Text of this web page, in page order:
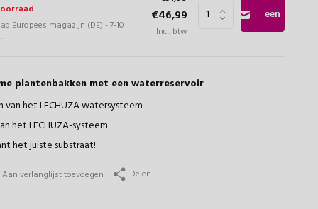
Europees magazijn (DE) - 7-10
€46,99
Incl. btw
een
plantenbakken met een waterreservoir
het LECHUZA watersysteem
het LECHUZA-systeem
het juiste substraat!
Aan verlanglijst toevoegen Delen